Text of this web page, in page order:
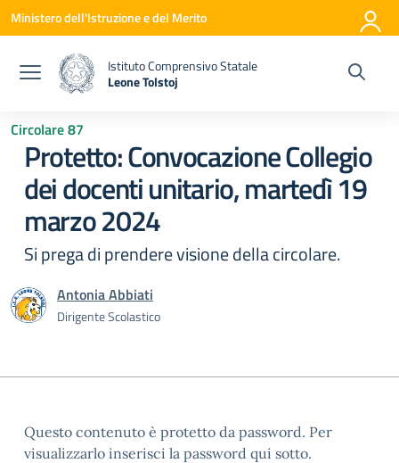
Vai ai contenuti
Vai al menu di navigazione
Vai al footer
Ministero dell'Istruzione e del Merito
Istituto Comprensivo Statale
Leone Tolstoj
Circolare 87
Protetto: Convocazione Collegio
dei docenti unitario, martedì 19
marzo 2024
Si prega di prendere visione della circolare.
Antonia Abbiati
Dirigente Scolastico
Questo contenuto è protetto da password. Per
visualizzarlo inserisci la password qui sotto.